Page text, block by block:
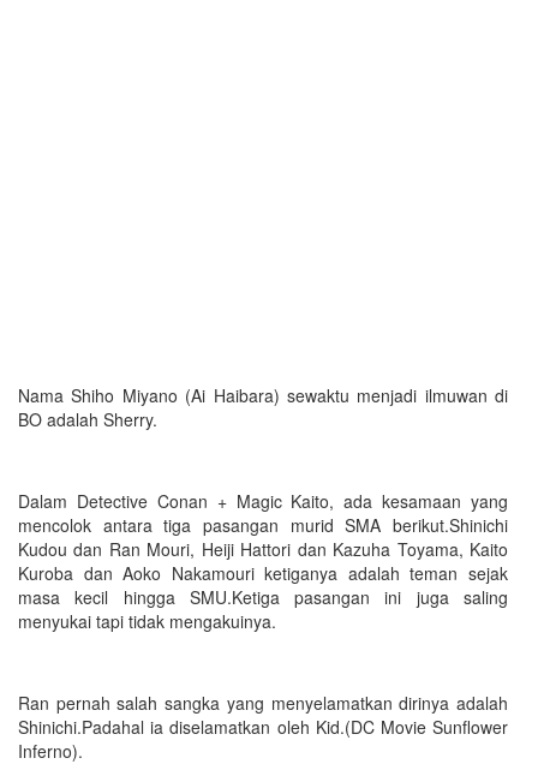
Nama Shiho Miyano (Ai Haibara) sewaktu menjadi ilmuwan di
BO adalah Sherry.
Dalam Detective Conan + Magic Kaito, ada kesamaan yang
mencolok antara tiga pasangan murid SMA berikut.Shinichi
Kudou dan Ran Mouri, Heiji Hattori dan Kazuha Toyama, Kaito
Kuroba dan Aoko Nakamouri ketiganya adalah teman sejak
masa kecil hingga SMU.Ketiga pasangan ini juga saling
menyukai tapi tidak mengakuinya.
Ran pernah salah sangka yang menyelamatkan dirinya adalah
Shinichi.Padahal ia diselamatkan oleh Kid.(DC Movie Sunflower
Inferno).